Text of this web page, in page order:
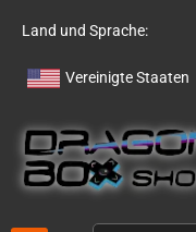
Land und Sprache:
Vereinigte Staaten